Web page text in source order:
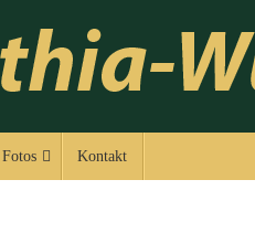
Fotos Kontakt